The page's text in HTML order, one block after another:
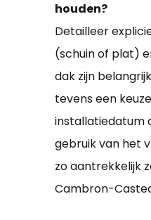
houden?
Detailleer
(schuin of plat)
dak zijn
tevens een
installatiedatum
gebruik van het
zo aantrekkelijk
Cambron-